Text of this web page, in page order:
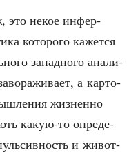
это некое инфер­
кото­ро­го кажет­ся
запад­но­го ана­ли­
а кар­то­
жиз­нен­но
какую-то опре­де­
и живот­